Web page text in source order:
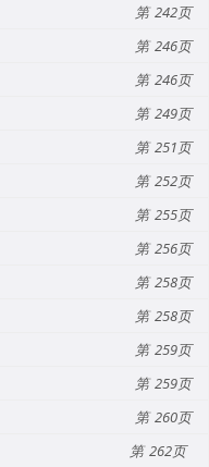
242
246
246
249
251
252
255
256
258
258
259
259
260
262